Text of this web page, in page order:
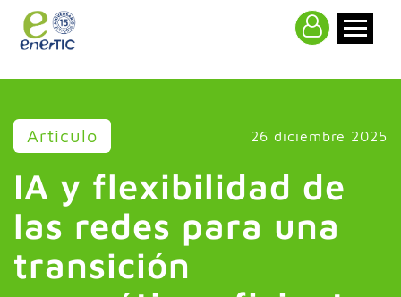
Articulo 26 diciembre 2025
IA y flexibilidad de
las redes para una
transición